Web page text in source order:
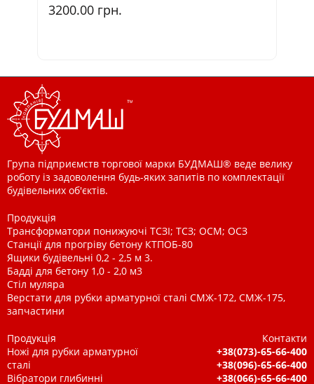
3200.00 грн.
Група підприємств торгової марки БУДМАШ® веде велику
роботу із задоволення будь-яких запитів по комплектації
будівельних об'єктів.
Продукція
Трансформатори понижуючі ТСЗІ; ТСЗ; ОСМ; ОСЗ
Станції для прогріву бетону КТПОБ-80
Ящики будівельні 0,2 - 2,5 м 3.
Бадді для бетону 1,0 - 2,0 м3
Стіл муляра
Верстати для рубки арматурної сталі СМЖ-172, СМЖ-175,
запчастини
Продукція
Ножі для рубки арматурної
сталі
Вібратори глибинні
Контакти
+38(073)-65-66-400
+38(096)-65-66-400
+38(066)-65-66-400